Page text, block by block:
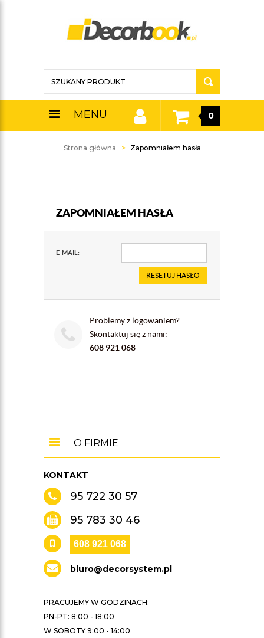
MENU 0
Strona główna Zapomniałem hasła
ZAPOMNIAŁEM HASŁA
E-MAIL:
RESETUJ HASŁO
Problemy z logowaniem?
Skontaktuj się z nami:
608 921 068
KONTAKT
95 722 30 57
95 783 30 46
608 921 068
biuro@decorsystem.pl
PRACUJEMY W GODZINACH:
PN-PT: 8:00 - 18:00
W SOBOTY 9:00 - 14:00
O FIRMIE